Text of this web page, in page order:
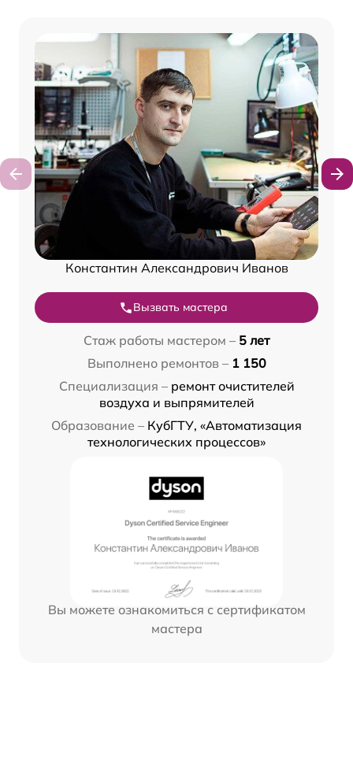
Константин Александрович Иванов
Вызвать мастера
Стаж работы мастером – 5 лет
Выполнено ремонтов – 1 150
Специализация – ремонт очистителей
воздуха и выпрямителей
Образование – КубГТУ, «Автоматизация
технологических процессов»
Вы можете ознакомиться с сертификатом
мастера